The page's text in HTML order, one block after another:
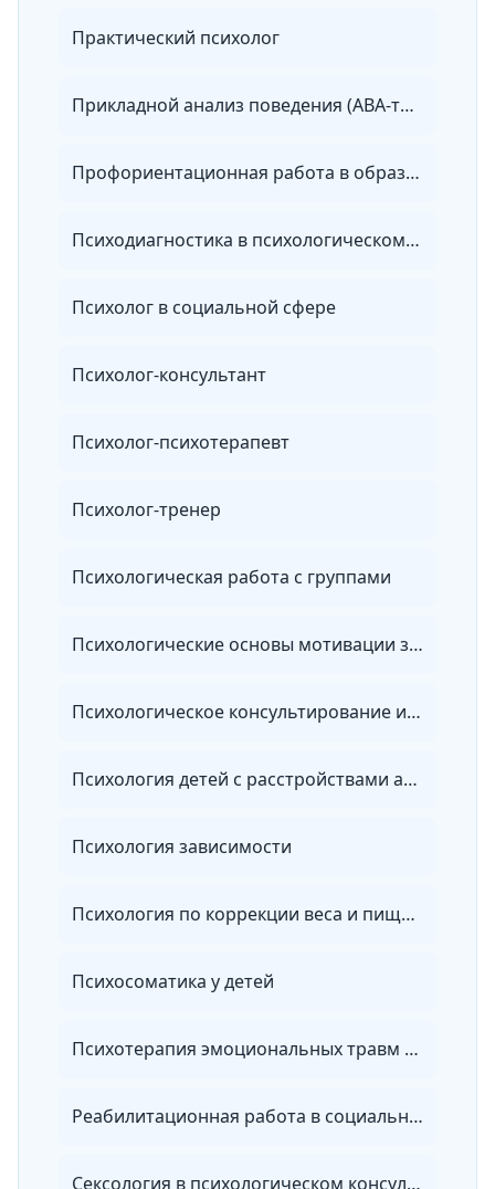
Практический психолог
Прикладной анализ поведения (АВА-терапия)
Профориентационная работа в образовательном учреждении
Психодиагностика в психологическом консультировании
Психолог в социальной сфере
Психолог-консультант
Психолог-психотерапевт
Психолог-тренер
Психологическая работа с группами
Психологические основы мотивации занятий фитнесом
Психологическое консультирование и психологическая диагностика личности
Психология детей с расстройствами аутического спектра
Психология зависимости
Психология по коррекции веса и пищевому поведению
Психосоматика у детей
Психотерапия эмоциональных травм с помощью метода Ф. Шапиро
Реабилитационная работа в социальной сфере
Сексология в психологическом консультировании